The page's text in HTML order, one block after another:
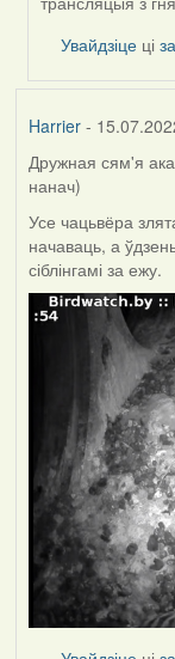
vranova
Увайдзіце ці
Harrier-
Дружная сям'я
нанач)
Усе чацьвёра
начаваць, а
сіблінгамі за ежу.